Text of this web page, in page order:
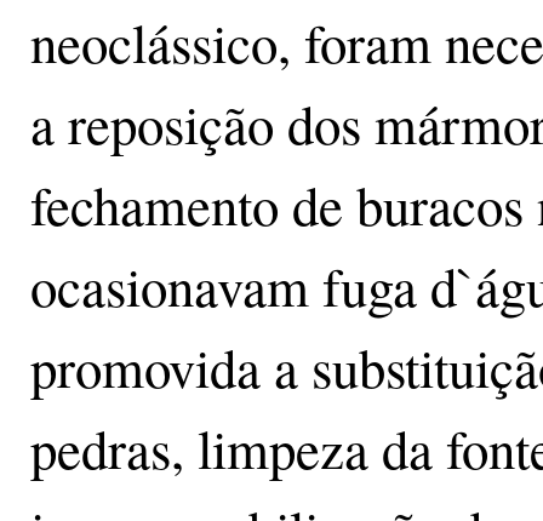
neoclássico, foram
a reposição dos
fechamento de buracos
ocasionavam fuga
promovida a
pedras, limpeza da